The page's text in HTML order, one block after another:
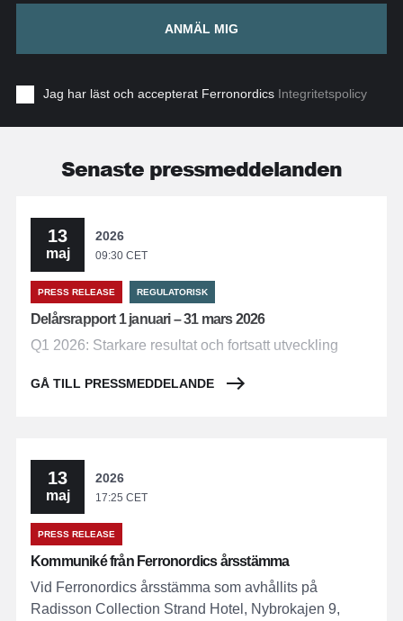
ANMÄL MIG
Jag har läst och accepterat Ferronordics Integritetspolicy
Senaste pressmeddelanden
13
maj
2026
09:30 CET
PRESS RELEASE REGULATORISK
Delårsrapport 1 januari – 31 mars 2026
Q1 2026: Starkare resultat och fortsatt utveckling
GÅ TILL PRESSMEDDELANDE
13
maj
2026
17:25 CET
PRESS RELEASE
Kommuniké från Ferronordics årsstämma
Vid Ferronordics årsstämma som avhållits på
Radisson Collection Strand Hotel, Nybrokajen 9,